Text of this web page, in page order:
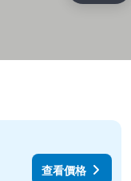
查看價格